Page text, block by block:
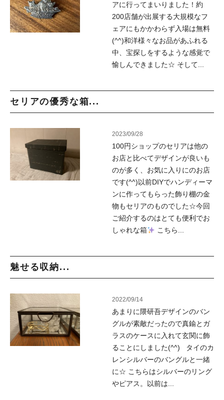
アに行ってまいりました！約
200店舗が出展する大規模なフ
ェアにもかかわらず入場は無料
(^^)和洋様々なお品があふれる
中、宝探しをするような感覚で
愉しんできました☆ そして...
セリアの優秀な箱...
2023/09/28
100円ショップのセリアは他の
お店と比べてデザインが良いも
のが多く、お気に入りにのお店
です(^^)以前DIYでハンディーマ
ンに作ってもらった飾り棚の金
物もセリアのものでした☆今回
ご紹介するのはとても便利でお
しゃれな箱
こちら...
魅せる収納...
2022/09/14
あまりに隈研吾デザインのバン
グルが素敵だったので真鍮とガ
ラスのケースに入れて玄関に飾
ることにしました(^^) タイのカ
レンシルバーのバングルと一緒
に☆ こちらはシルバーのリング
やピアス。以前は...